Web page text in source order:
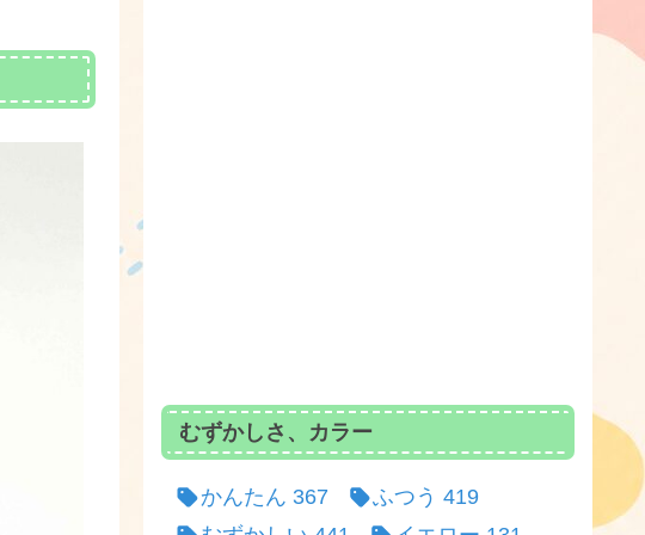
むずかしさ、カラー
かんたん 367 ふつう 419